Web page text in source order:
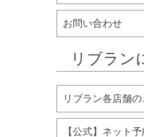
お問い合わせ
リブラン
リブラン各店舗
【公式】ネット